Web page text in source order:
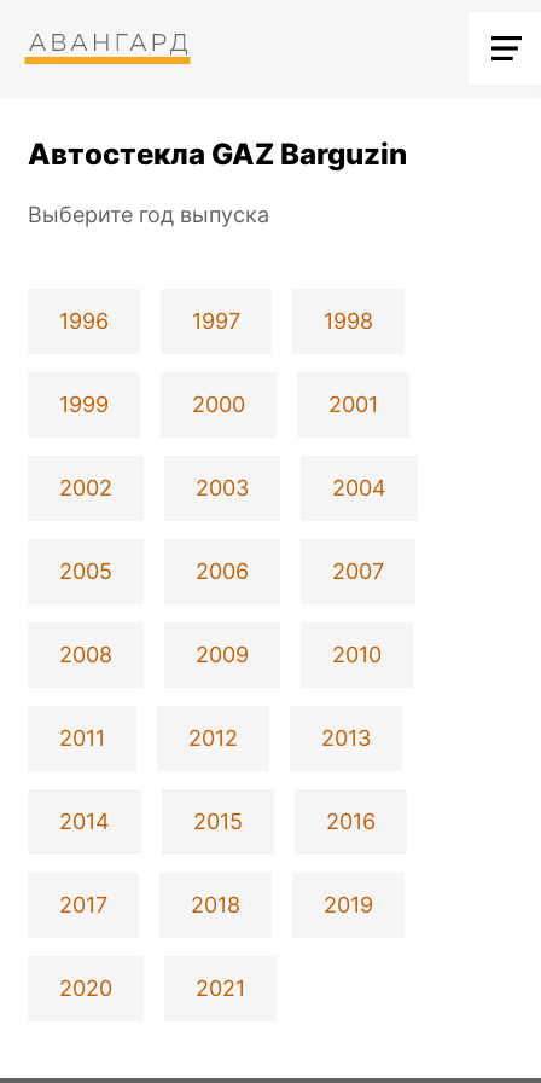
Автостекла GAZ Barguzin
Выберите год выпуска
1996 1997 1998
1999 2000 2001
2002 2003 2004
2005 2006 2007
2008 2009 2010
2011 2012 2013
2014 2015 2016
2017 2018 2019
2020 2021